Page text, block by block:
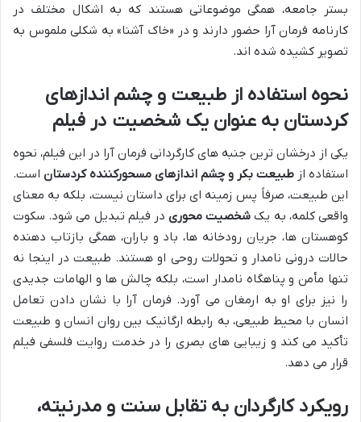
بستر جامعه، همگی موضوعاتی هستند که به اشکال مختلف در
کارنامه فرمان آرا حضور دارند و در «خاک آشنا» به شکلی ملموس به
تصویر کشیده شده اند.
نحوه استفاده از طبیعت و چشم اندازهای
کردستان به عنوان یک شخصیت در فیلم
یکی از درخشان ترین جنبه های کارگردانی فرمان آرا در این فیلم، نحوه
استفاده از طبیعت بکر و چشم اندازهای مسحورکننده کردستان است.
این طبیعت، صرفاً پس زمینه ای برای داستان نیست، بلکه به معنای
واقعی کلمه، به یک شخصیت محوریدر فیلم تبدیل می شود. سکوت
کوهستان ها، جریان رودخانه ها، باد و باران، همگی بازتاب دهنده
حالات درونی نامدار و تحولات روحی او هستند. طبیعت در اینجا نه
تنها مأمن و پناهگاه نامدار است، بلکه چالش ها و الهامات جدیدی
را نیز برای او به ارمغان می آورد. فرمان آرا با نشان دادن تعامل
انسان با محیط طبیعی، به رابطه ارگانیک بین روان انسان و طبیعت
تأکید می کند و زیبایی های بصری را در خدمت روایت فلسفی فیلم
قرار می دهد.
رویکرد کارگردان به تقابل سنت و مدرنیته،